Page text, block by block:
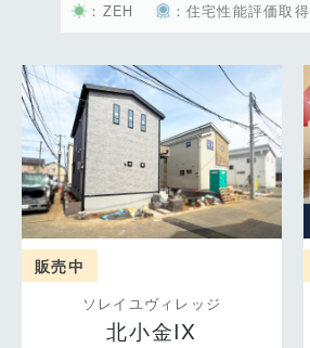
：ZEH ：住宅性能評価取得
ソレイユヴィレッジ
北小金IX
販売中